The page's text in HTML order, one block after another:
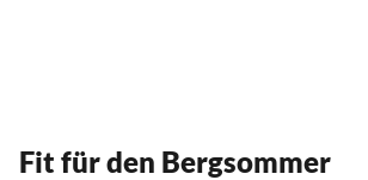
Fit für den Bergsommer